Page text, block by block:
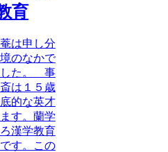
育
は申し分
のなかで
した。 事
は１５歳
的な英才
す。蘭学
漢学教育
す。この